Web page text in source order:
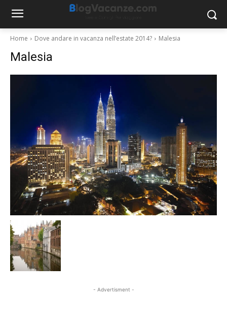
Home Dove andare in vacanza nell’estate 2014? Malesia
Malesia
- Advertisment -